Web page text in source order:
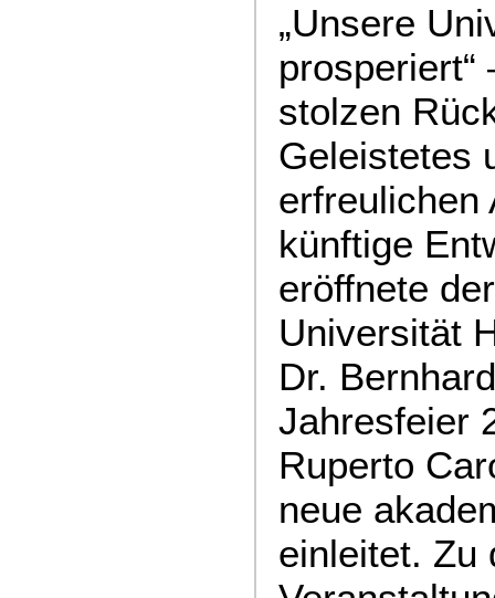
„Unsere
prosperiert“
stolzen
Geleistetes
erfreulichen
künftige
eröffnete
Universität
Dr.
Jahresfeier
Ruperto
neue
einleitet. Zu